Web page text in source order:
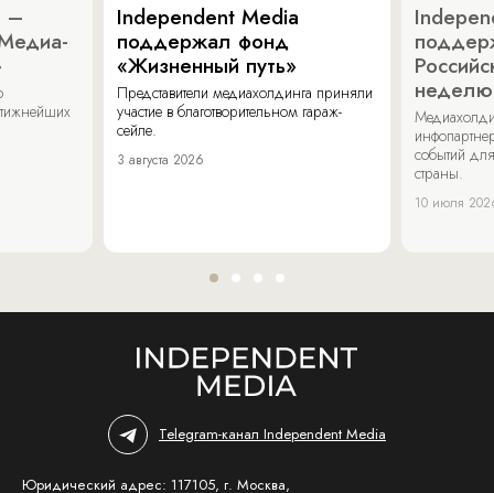
–
Independent Media
поддержал фонд
«Жизненный путь»
Представители медиахолдинга приняли
участие в благотворительном гараж-
сейле.
3 августа 2026
неделю
событий
страны.
10 июля
Telegram-канал Independent Media
Юридический адрес: 117105, г. Москва,